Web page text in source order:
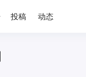
投稿 动态